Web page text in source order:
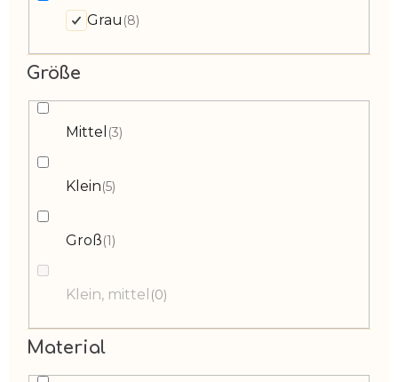
Grau 8
Größe
Mittel 3
Klein 5
Groß 1
Klein, mittel 0
Material